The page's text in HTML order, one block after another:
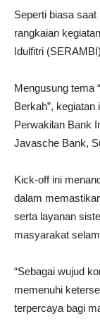
Seperti biasa
rangkaian
Idulfitri
Mengusung tema
Berkah”,
Perwakilan Bank
Javasche Bank,
Kick-off ini
dalam
serta layanan
masyarakat
“Sebagai wujud
memenuhi
terpercaya bagi